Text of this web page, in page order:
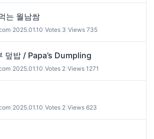
는 월남쌈
2025.01.10 Votes 3 Views 735
덮밥 / Papa’s Dumpling
2025.01.10 Votes 2 Views 1271
2025.01.10 Votes 2 Views 623